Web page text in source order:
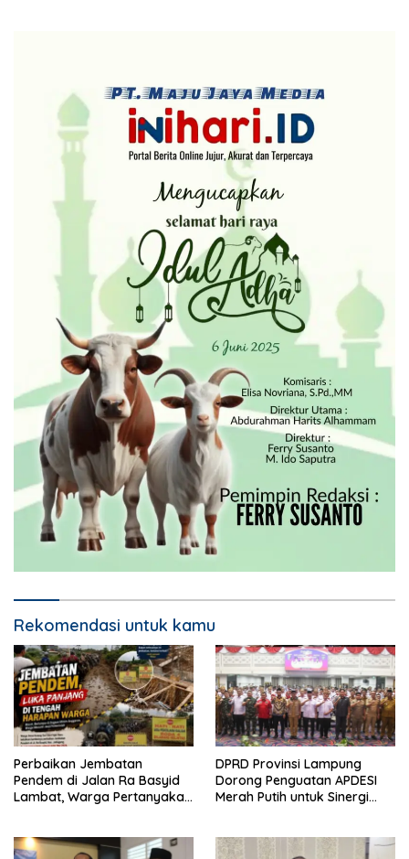
Rekomendasi untuk kamu
Perbaikan Jembatan
Pendem di Jalan Ra Basyid
Lambat, Warga Pertanyakan
DPRD Provinsi Lampung
Dorong Penguatan APDESI
Merah Putih untuk Sinergi